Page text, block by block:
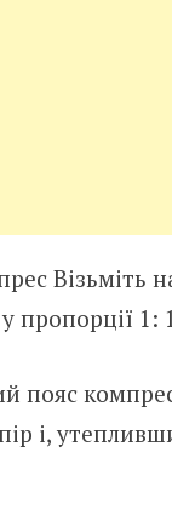
Візьміть
пропорції 1:
пояс
і,